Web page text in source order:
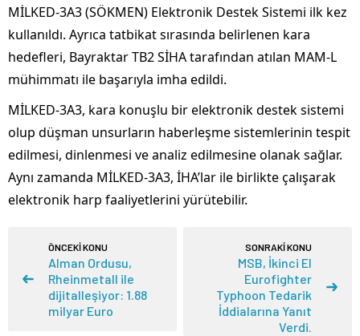
MİLKED-3A3 (SÖKMEN) Elektronik Destek Sistemi ilk kez
kullanıldı. Ayrıca tatbikat sırasında belirlenen kara
hedefleri, Bayraktar TB2 SİHA tarafından atılan MAM-L
mühimmatı ile başarıyla imha edildi.
MİLKED-3A3, kara konuşlu bir elektronik destek sistemi
olup düşman unsurların haberleşme sistemlerinin tespit
edilmesi, dinlenmesi ve analiz edilmesine olanak sağlar.
Aynı zamanda MİLKED-3A3, İHA’lar ile birlikte çalışarak
elektronik harp faaliyetlerini yürütebilir.
ÖNCEKİ KONU
Alman Ordusu,
Rheinmetall ile
dijitalleşiyor: 1.88
milyar Euro
SONRAKİ KONU
MSB, İkinci El
Eurofighter
Typhoon Tedarik
İddialarına Yanıt
Verdi.